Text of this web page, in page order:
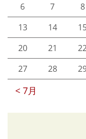
< 7月
6
7 8
13
14
20
21
27
28